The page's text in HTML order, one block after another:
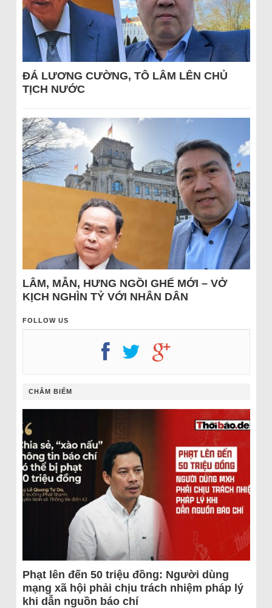
ĐÁ LƯƠNG CƯỜNG, TÔ LÂM LÊN CHỦ
TỊCH NƯỚC
LÂM, MẪN, HƯNG NGỒI GHẾ MỚI – VỞ
KỊCH NGHÌN TỶ VỚI NHÂN DÂN
FOLLOW US
CHÂM BIẾM
Phạt lên đến 50 triệu đồng: Người dùng
mạng xã hội phải chịu trách nhiệm pháp lý
khi dẫn nguồn báo chí